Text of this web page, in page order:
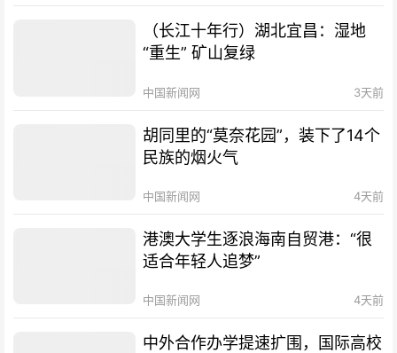
（长江十年行）湖北宜昌：湿地
“重生” 矿山复绿
中国新闻网 3天前
胡同里的“莫奈花园”，装下了14个
民族的烟火气
中国新闻网 4天前
港澳大学生逐浪海南自贸港：“很
适合年轻人追梦”
中国新闻网 4天前
中外合作办学提速扩围，国际高校